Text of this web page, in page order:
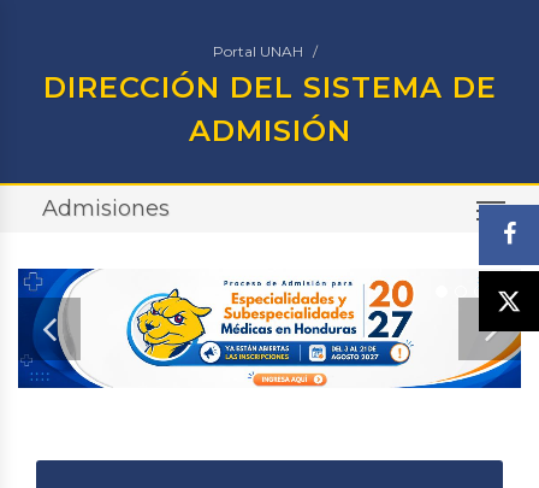
Portal UNAH
DIRECCIÓN DEL SISTEMA DE
ADMISIÓN
Admisiones